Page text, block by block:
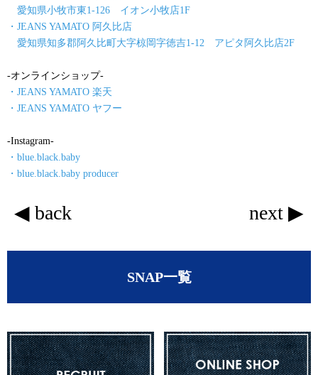
愛知県小牧市東1-126 イオン小牧店1F
・JEANS YAMATO 阿久比店
愛知県知多郡阿久比町大字椋岡字徳吉1-12 アピタ阿久比店2F
-オンラインショップ-
・JEANS YAMATO 楽天
・JEANS YAMATO ヤフー
-Instagram-
・blue.black.baby
・blue.black.baby producer
next ▶
◀ back
SNAP一覧